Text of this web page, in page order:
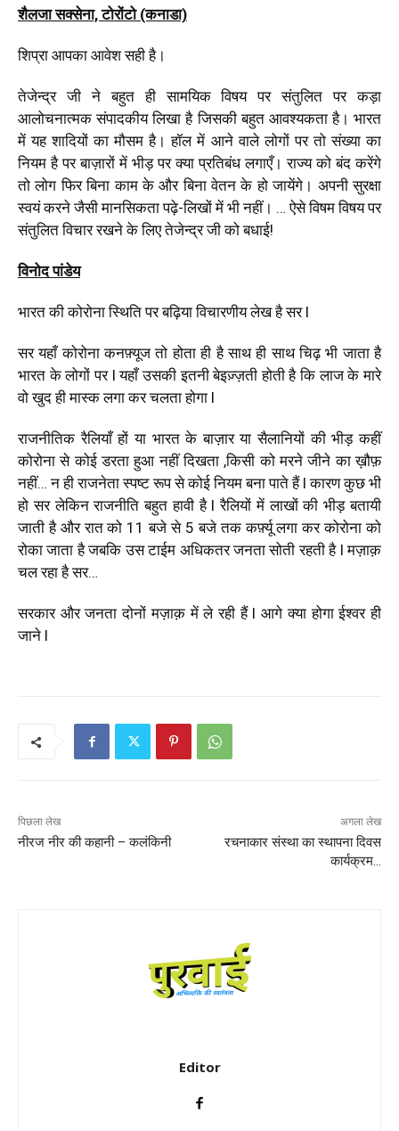
शैलजा सक्सेना, टोरोंटो (कनाडा)
शिप्रा आपका आवेश सही है।
तेजेन्द्र जी ने बहुत ही सामयिक विषय पर संतुलित पर कड़ा
आलोचनात्मक संपादकीय लिखा है जिसकी बहुत आवश्यकता है। भारत
में यह शादियों का मौसम है। हॉल में आने वाले लोगों पर तो संख्या का
नियम है पर बाज़ारों में भीड़ पर क्या प्रतिबंध लगाएँ। राज्य को बंद करेंगे
तो लोग फिर बिना काम के और बिना वेतन के हो जायेंगे। अपनी सुरक्षा
स्वयं करने जैसी मानसिकता पढ़े-लिखों में भी नहीं। … ऐसे विषम विषय पर
संतुलित विचार रखने के लिए तेजेन्द्र जी को बधाई!
विनोद पांडेय
भारत की कोरोना स्थिति पर बढ़िया विचारणीय लेख है सर l
सर यहाँ कोरोना कनफ़्यूज तो होता ही है साथ ही साथ चिढ़ भी जाता है
भारत के लोगों पर l यहाँ उसकी इतनी बेइज़्ज़ती होती है कि लाज के मारे
वो खुद ही मास्क लगा कर चलता होगा l
राजनीतिक रैलियाँ हों या भारत के बाज़ार या सैलानियों की भीड़ कहीं
कोरोना से कोई डरता हुआ नहीं दिखता ,किसी को मरने जीने का ख़ौफ़
नहीं… न ही राजनेता स्पष्ट रूप से कोई नियम बना पाते हैं l कारण कुछ भी
हो सर लेकिन राजनीति बहुत हावी है l रैलियों में लाखों की भीड़ बतायी
जाती है और रात को 11 बजे से 5 बजे तक कर्फ़्यू लगा कर कोरोना को
रोका जाता है जबकि उस टाईम अधिकतर जनता सोती रहती है l मज़ाक़
चल रहा है सर…
सरकार और जनता दोनों मज़ाक़ में ले रही हैं l आगे क्या होगा ईश्वर ही
जाने l
पिछला लेख
नीरज नीर की कहानी – कलंकिनी
अगला लेख
रचनाकार संस्था का स्थापना दिवस
कार्यक्रम…
Editor